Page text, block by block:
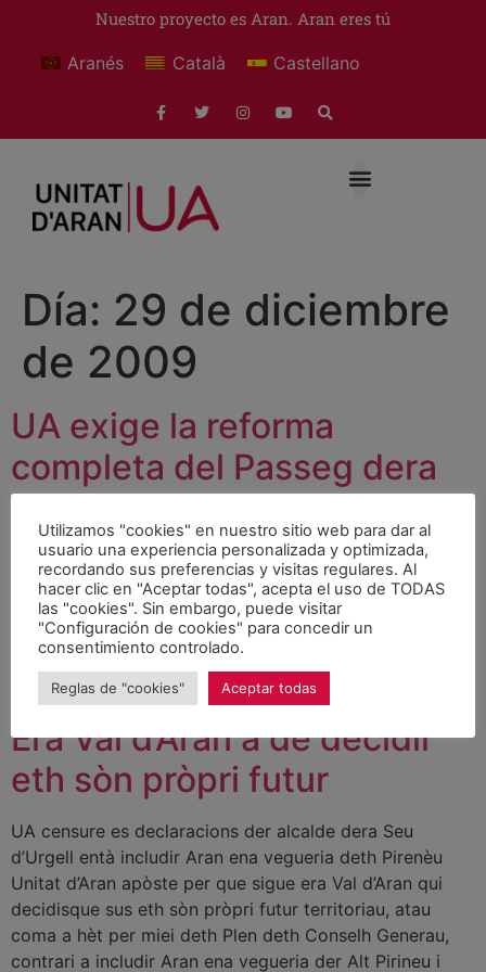
Nuestro proyecto es Aran. Aran eres tú
Aranés Català Castellano
Día: 29 de diciembre
de 2009
UA exige la reforma
completa del Passeg dera
Libertat
La propuesta de UA incluye la mejora de la calle Bergàs
El portavoz del grupo de Unitat d’Aran – PSC en el
Ayuntamiento de Vielha – Mijaran, Joan Riu, ha exigido
hoy al gobierno municipal que lleve a cabo la reforma
incluye la mejora de la calle […]
Era Val d’Aran a de decidir
eth sòn pròpri futur
UA censure es declaracions der alcalde dera Seu
d’Urgell entà includir Aran ena vegueria deth Pirenèu
Unitat d’Aran apòste per que sigue era Val d’Aran qui
decidisque sus eth sòn pròpri futur territoriau, atau
coma a hèt per miei deth Plen deth Conselh Generau,
contrari a includir Aran ena vegueria der Alt Pirineu i
Utilizamos "cookies" en nuestro sitio web para dar al
usuario una experiencia personalizada y optimizada,
recordando sus preferencias y visitas regulares. Al
hacer clic en "Aceptar todas", acepta el uso de TODAS
las "cookies". Sin embargo, puede visitar
"Configuración de cookies" para concedir un
consentimiento controlado.
Reglas de "cookies" Aceptar todas